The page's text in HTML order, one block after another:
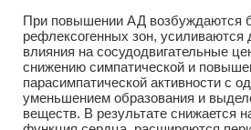
При повышении АД возбуждаются
рефлексогенных зон, усиливаются
влияния на сосудодвигательные
снижению симпатической и
парасимпатической активности с
уменьшением образования и
веществ. В результате снижается